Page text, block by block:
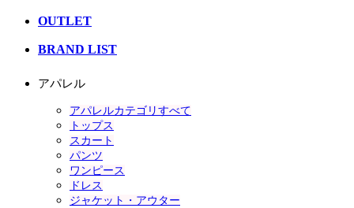
OUTLET
BRAND LIST
アパレル
アパレルカテゴリすべて
トップス
スカート
パンツ
ワンピース
ドレス
ジャケット・アウター